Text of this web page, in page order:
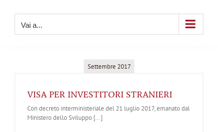
Vai a...
Settembre 2017
VISA PER INVESTITORI STRANIERI
Con decreto interministeriale del 21 luglio 2017, emanato dal
Ministero dello Sviluppo [...]